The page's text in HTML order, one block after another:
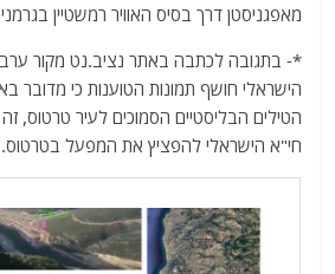
מאפגניסטן דרך בסיס האוויר רמשטיין
*- בתגובה לכתבה באתר נציב.נט מקור ערבי
הישראלי חושף תמונות הטוענות כי מדובר
הטילים הבליסטיים הסמוכים לעיר טרטוס,
חי"א הישראלי להפציץ את המפעל בטרטוס.